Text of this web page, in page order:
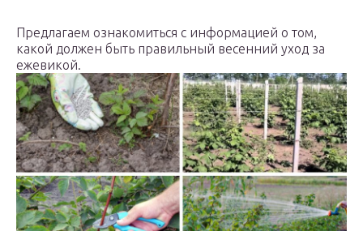
Предлагаем ознакомиться с информацией о том,
какой должен быть правильный весенний уход за
ежевикой.